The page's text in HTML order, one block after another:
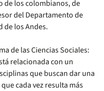
de los colombianos, de
del Departamento de
de los Andes.
de las Ciencias Sociales:
relacionada con un
que buscan dar una
cada vez resulta más